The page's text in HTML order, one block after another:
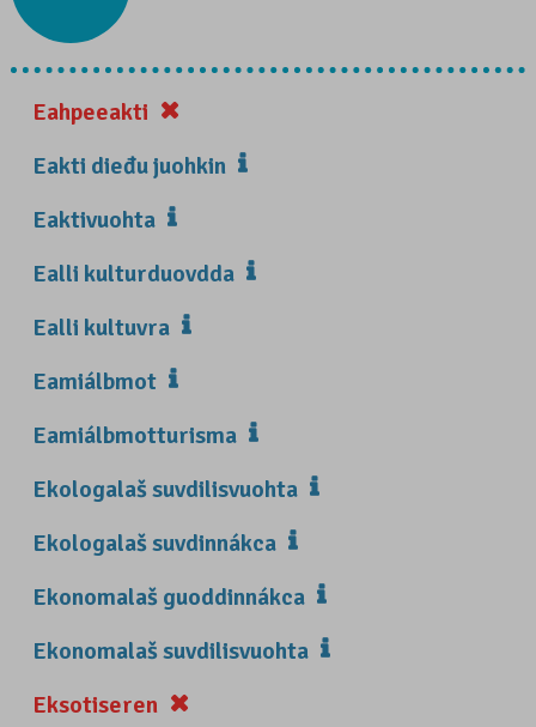
Eahpeeakti
Eakti dieđu juohkin
Eaktivuohta
Ealli kulturduovdda
Ealli kultuvra
Eamiálbmot
Eamiálbmotturisma
Ekologalaš suvdilisvuohta
Ekologalaš suvdinnákca
Ekonomalaš guoddinnákca
Ekonomalaš suvdilisvuohta
Eksotiseren